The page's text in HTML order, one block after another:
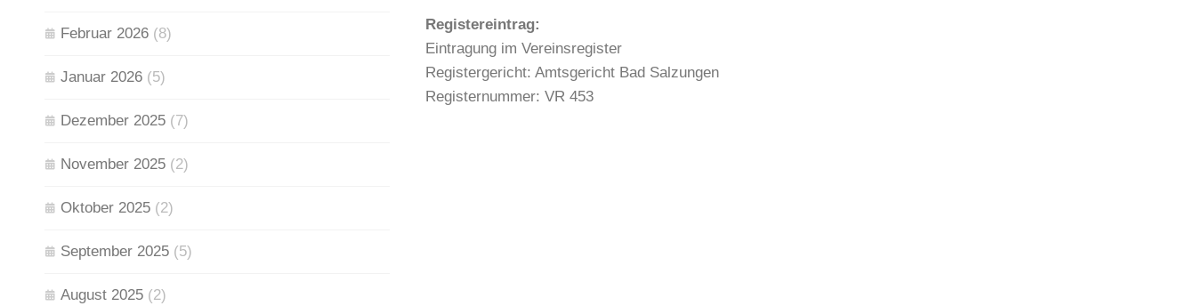
Februar 2026 (8)
Januar 2026 (5)
Dezember 2025 (7)
November 2025 (2)
Oktober 2025 (2)
September 2025 (5)
August 2025 (2)
Registereintrag:
Eintragung im Vereinsregister
Registergericht: Amtsgericht Bad Salzungen
Registernummer: VR 453